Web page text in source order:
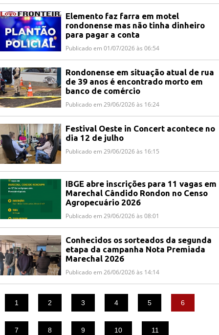
Elemento faz farra em motel
rondonense mas não tinha dinheiro
para pagar a conta
Publicado em 01/07/2026 às 06:54
Rondonense em situação atual de rua
de 39 anos é encontrado morto em
banco de comércio
Publicado em 29/06/2026 às 16:24
Festival Oeste in Concert acontece no
dia 12 de julho
Publicado em 29/06/2026 às 16:15
IBGE abre inscrições para 11 vagas em
Marechal Cândido Rondon no Censo
Agropecuário 2026
Publicado em 29/06/2026 às 08:01
Conhecidos os sorteados da segunda
etapa da campanha Nota Premiada
Marechal 2026
Publicado em 26/06/2026 às 14:14
1 2 3 4 5 6
7 8 9 10 11